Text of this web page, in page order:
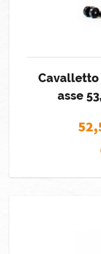
Cavalletto
asse